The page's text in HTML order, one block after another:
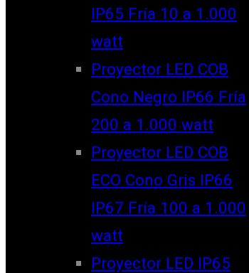
IP65 Fría 10 a 1.000
watt
Proyector LED COB
Cono Negro IP66 Fría
200 a 1.000 watt
Proyector LED COB
ECO Cono Gris IP66
IP67 Fría 100 a 1.000
watt
Proyector LED IP65